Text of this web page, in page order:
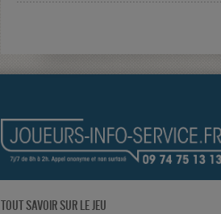
TOUT SAVOIR SUR LE JEU